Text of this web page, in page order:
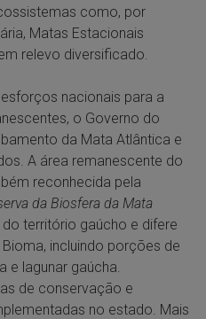
como, por
Matas Estacionais
relevo diversificado.
nacionais para a
o Governo do
da Mata Atlântica e
A área remanescente do
reconhecida pela
da Biosfera da Mata
território gaúcho e difere
incluindo porções de
e lagunar gaúcha.
de conservação e
no estado. Mais